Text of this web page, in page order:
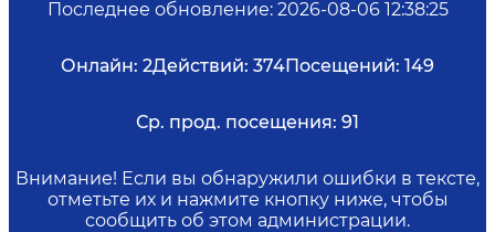
Последнее обновление: 2026-08-06 12:38:25
Онлайн: 2Действий: 374Посещений: 149
Ср. прод. посещения: 91
Внимание! Если вы обнаружили ошибки в тексте,
отметьте их и нажмите кнопку ниже, чтобы
сообщить об этом администрации.